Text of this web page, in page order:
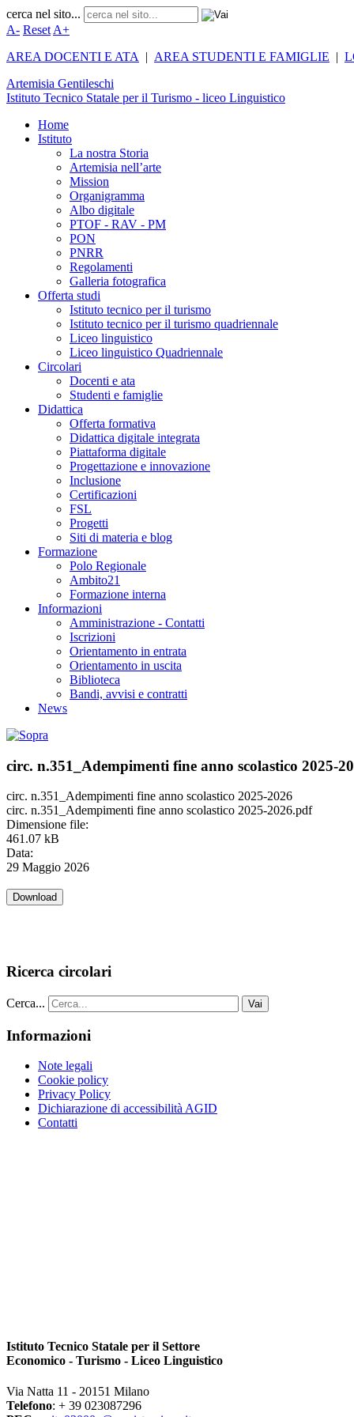
cerca nel sito...
A- Reset A+
AREA DOCENTI E ATA
| AREA STUDENTI E FAMIGLIE |
Artemisia Gentileschi
Istituto Tecnico Statale per il Turismo - liceo Linguistico
Home
Istituto
La nostra Storia
Artemisia nell’arte
Mission
Organigramma
Albo digitale
PTOF - RAV - PM
PON
PNRR
Regolamenti
Galleria fotografica
Offerta studi
Istituto tecnico per il turismo
Istituto tecnico per il turismo quadriennale
Liceo linguistico
Liceo linguistico Quadriennale
Circolari
Docenti e ata
Studenti e famiglie
Didattica
Offerta formativa
Didattica digitale integrata
Piattaforma digitale
Progettazione e innovazione
Inclusione
Certificazioni
FSL
Progetti
Siti di materia e blog
Formazione
Polo Regionale
Ambito21
Formazione interna
Informazioni
Amministrazione - Contatti
Iscrizioni
Orientamento in entrata
Orientamento in uscita
Biblioteca
Bandi, avvisi e contratti
News
circ. n.351_Adempimenti fine anno scolastico 2025-
circ. n.351_Adempimenti fine anno scolastico 2025-2026
circ. n.351_Adempimenti fine anno scolastico 2025-2026.pdf
Dimensione file:
461.07 kB
Data:
29 Maggio 2026
Ricerca circolari
Cerca... Vai
Informazioni
Note legali
Cookie policy
Privacy Policy
Dichiarazione di accessibilità AGID
Contatti
Istituto Tecnico Statale per il Settore
Economico - Turismo - Liceo Linguistico
Via Natta 11 - 20151 Milano
Telefono: + 39 023087296